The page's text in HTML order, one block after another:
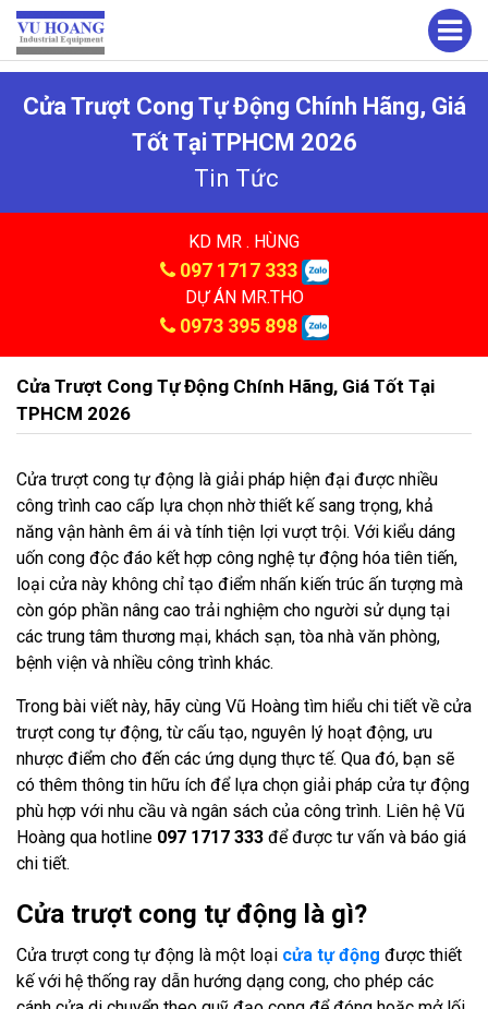
Cửa Trượt Cong Tự Động Chính Hãng, Giá
Tốt Tại TPHCM 2026
Tin Tức
KD MR . HÙNG
097 1717 333
DỰ ÁN MR.THO
0973 395 898
Cửa Trượt Cong Tự Động Chính Hãng, Giá Tốt Tại
TPHCM 2026
Cửa trượt cong tự động là giải pháp hiện đại được nhiều
công trình cao cấp lựa chọn nhờ thiết kế sang trọng, khả
năng vận hành êm ái và tính tiện lợi vượt trội. Với kiểu dáng
uốn cong độc đáo kết hợp công nghệ tự động hóa tiên tiến,
loại cửa này không chỉ tạo điểm nhấn kiến trúc ấn tượng mà
còn góp phần nâng cao trải nghiệm cho người sử dụng tại
các trung tâm thương mại, khách sạn, tòa nhà văn phòng,
bệnh viện và nhiều công trình khác.
Trong bài viết này, hãy cùng Vũ Hoàng tìm hiểu chi tiết về cửa
trượt cong tự động, từ cấu tạo, nguyên lý hoạt động, ưu
nhược điểm cho đến các ứng dụng thực tế. Qua đó, bạn sẽ
có thêm thông tin hữu ích để lựa chọn giải pháp cửa tự động
phù hợp với nhu cầu và ngân sách của công trình. Liên hệ Vũ
Hoàng qua hotline 097 1717 333 để được tư vấn và báo giá
chi tiết.
Cửa trượt cong tự động là gì?
Cửa trượt cong tự động là một loại cửa tự động được thiết
kế với hệ thống ray dẫn hướng dạng cong, cho phép các